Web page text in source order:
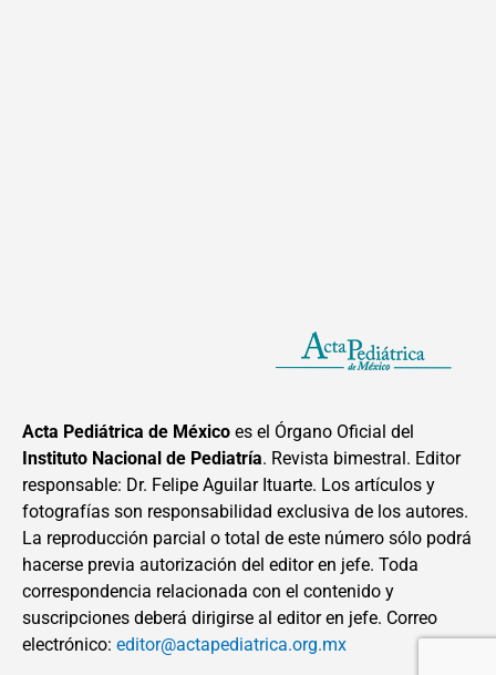
Acta Pediátrica de México es el Órgano Oficial del
Instituto Nacional de Pediatría. Revista bimestral. Editor
responsable: Dr. Felipe Aguilar Ituarte. Los artículos y
fotografías son responsabilidad exclusiva de los autores.
La reproducción parcial o total de este número sólo podrá
hacerse previa autorización del editor en jefe. Toda
correspondencia relacionada con el contenido y
suscripciones deberá dirigirse al editor en jefe. Correo
electrónico: editor@actapediatrica.org.mx